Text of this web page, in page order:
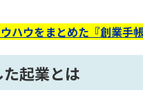
ウハウをまとめた『創業手
起業とは